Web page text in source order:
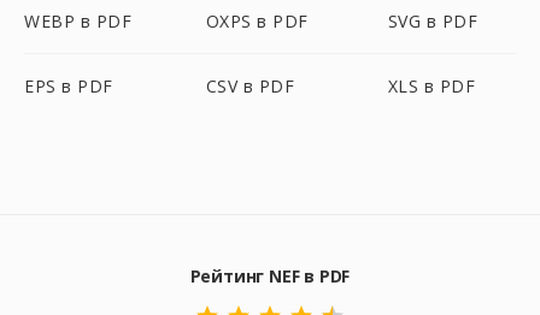
WEBP в PDF OXPS в PDF SVG в PDF
EPS в PDF CSV в PDF XLS в PDF
Рейтинг NEF в PDF